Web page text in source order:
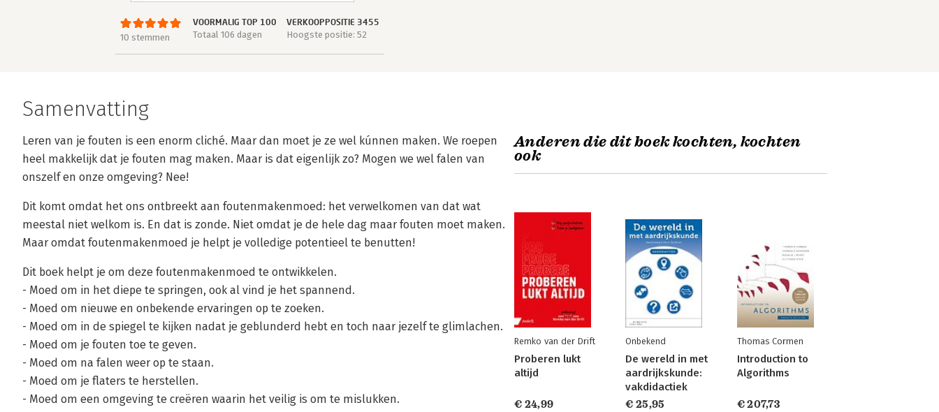
10 stemmen
VOORMALIG TOP 100
Totaal 106 dagen
VERKOOPPOSITIE 3455
Hoogste positie: 52
Samenvatting
Leren van je fouten is een enorm cliché. Maar dan moet je ze wel kúnnen maken. We roepen
heel makkelijk dat je fouten mag maken. Maar is dat eigenlijk zo? Mogen we wel falen van
onszelf en onze omgeving? Nee!
Dit komt omdat het ons ontbreekt aan foutenmakenmoed: het verwelkomen van dat wat
meestal niet welkom is. En dat is zonde. Niet omdat je de hele dag maar fouten moet maken.
Maar omdat foutenmakenmoed je helpt je volledige potentieel te benutten!
Dit boek helpt je om deze foutenmakenmoed te ontwikkelen.
- Moed om in het diepe te springen, ook al vind je het spannend.
- Moed om nieuwe en onbekende ervaringen op te zoeken.
- Moed om in de spiegel te kijken nadat je geblunderd hebt en toch naar jezelf te glimlachen.
- Moed om je fouten toe te geven.
- Moed om na falen weer op te staan.
- Moed om je flaters te herstellen.
- Moed om een omgeving te creëren waarin het veilig is om te mislukken.
Anderen die dit boek kochten, kochten
ook
Remko van der Drift
Proberen lukt
altijd
€ 24,99
Onbekend
De wereld in met
aardrijkskunde:
vakdidactiek
€ 25,95
Thomas Cormen
Introduction to
Algorithms
€ 207,73